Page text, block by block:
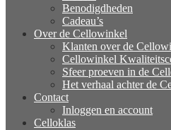
Benodigdheden
Cadeau’s
Over de Cellowinkel
Klanten over de
Cellowinkel
Sfeer proeven in de
Het verhaal achter de
Contact
Inloggen en account
Celloklas